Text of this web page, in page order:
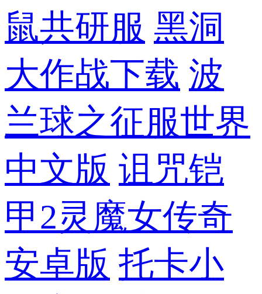
鼠共研服 黑洞
大作战下载 波
兰球之征服世界
中文版 诅咒铠
甲2灵魔女传奇
安卓版 托卡小